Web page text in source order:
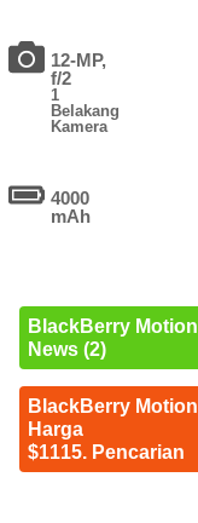
12-MP,
f/2
1
Belakang
Kamera
4000
mAh
BlackBerry Motion
News (2)
BlackBerry Motion
Harga
$1115. Pencarian